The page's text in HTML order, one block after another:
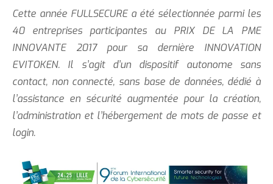
Cette année FULLSECURE a été sélectionnée parmi les
40 entreprises participantes au PRIX DE LA PME
INNOVANTE 2017 pour sa dernière INNOVATION
EVITOKEN. Il s’agit d’un dispositif autonome sans
contact, non connecté, sans base de données, dédié à
l’assistance en sécurité augmentée pour la création,
l’administration et l’hébergement de mots de passe et
login.